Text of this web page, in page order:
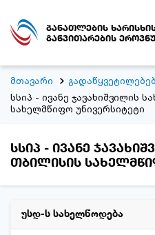
განათლების
განვითარების
მთავარი
სსიპ - ივანე ჯავახიშვილის
სახელმწიფო უნივერსიტეტი
სსიპ - ივანე
თბილისის
უსდ-ს სახელწოდება